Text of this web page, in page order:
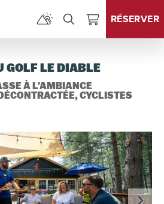
RÉSERVER
GOLF LE DIABLE
À L’AMBIANCE
CYCLISTES